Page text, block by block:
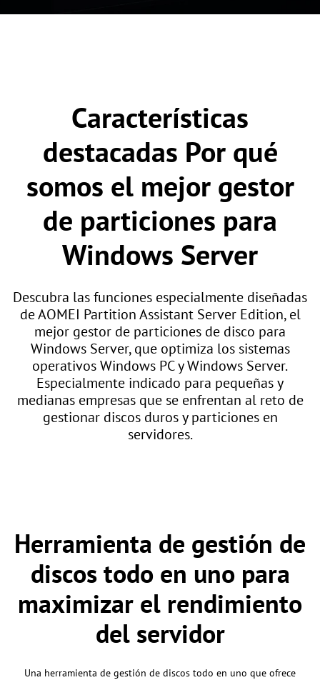
Características
destacadas Por qué
somos el mejor gestor
de particiones para
Windows Server
Descubra las funciones especialmente diseñadas
de AOMEI Partition Assistant Server Edition, el
mejor gestor de particiones de disco para
Windows Server, que optimiza los sistemas
operativos Windows PC y Windows Server.
Especialmente indicado para pequeñas y
medianas empresas que se enfrentan al reto de
gestionar discos duros y particiones en
servidores.
Herramienta de gestión de
discos todo en uno para
maximizar el rendimiento
del servidor
Una herramienta de gestión de discos todo en uno que ofrece